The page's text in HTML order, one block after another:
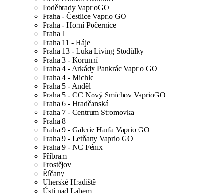
Poděbrady VaprioGO
Praha - Čestlice Vaprio GO
Praha - Horní Počernice
Praha 1
Praha 11 - Háje
Praha 13 - Luka Living Stodůlky
Praha 3 - Korunní
Praha 4 - Arkády Pankrác Vaprio GO
Praha 4 - Michle
Praha 5 - Anděl
Praha 5 - OC Nový Smíchov VaprioGO
Praha 6 - Hradčanská
Praha 7 - Centrum Stromovka
Praha 8
Praha 9 - Galerie Harfa Vaprio GO
Praha 9 - Letňany Vaprio GO
Praha 9 - NC Fénix
Příbram
Prostějov
Říčany
Uherské Hradiště
Ústí nad Labem